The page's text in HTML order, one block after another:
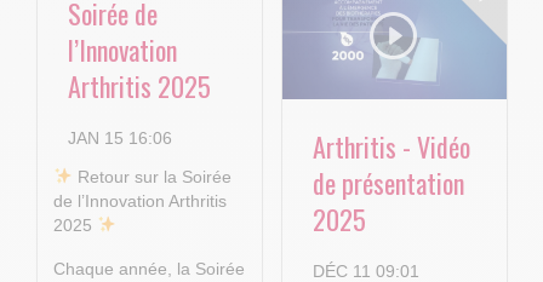
Soirée de
l’Innovation
Arthritis 2025
JAN 15 16:06
​ Retour sur la Soirée
de l’Innovation Arthritis
2025
Chaque année, la Soirée
Arthritis - Vidéo
de présentation
2025
DÉC 11 09:01